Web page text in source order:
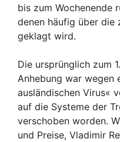
bis zum Wochenende
denen häufig über die
geklagt wird.
Die ursprünglich zum
Anhebung war wegen
ausländischen Virus«
auf die Systeme der
verschoben worden.
und Preise, Vladimir